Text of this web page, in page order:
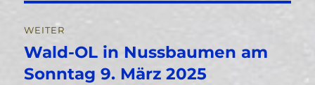
WEITER
Nächster
Beitrag:
Wald-OL in Nussbaumen am
Sonntag 9. März 2025